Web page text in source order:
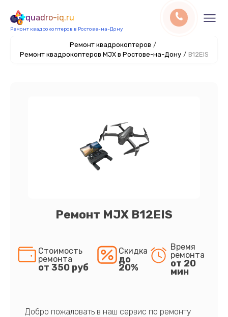
quadro-iq.ru
Ремонт квадрокоптеров в Ростове-на-Дону
Ремонт квадрокоптеров /
Ремонт квадрокоптеров MJX в Ростове-на-Дону / B12EIS
Ремонт MJX B12EIS
Стоимость
ремонта
от 350 руб
Скидка
до
20%
Время
ремонта
от 20
мин
Добро пожаловать в наш сервис по ремонту